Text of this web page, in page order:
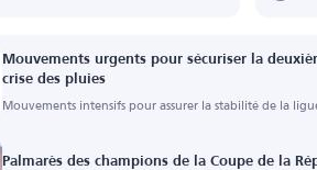
Mouvements urgents pour sécuriser la
crise des pluies
Mouvements intensifs pour assurer la stabilité de la
Palmarès des champions de la Coupe de la